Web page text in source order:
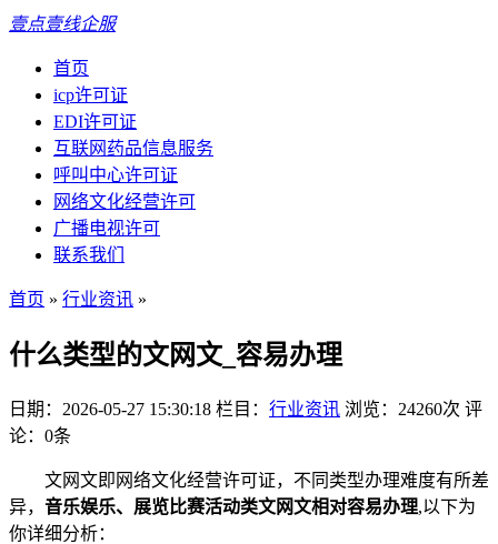
壹点壹线企服
首页
icp许可证
EDI许可证
互联网药品信息服务
呼叫中心许可证
网络文化经营许可
广播电视许可
联系我们
首页 » 行业资讯 »
什么类型的文网文_容易办理
日期：2026-05-27 15:30:18 栏目： 行业资讯 浏览：24260次 评
论：0条
文网文即网络文化经营许可证，不同类型办理难度有所差
异， 音乐娱乐、展览比赛活动类文网文相对容易办理,以下为
你详细分析：